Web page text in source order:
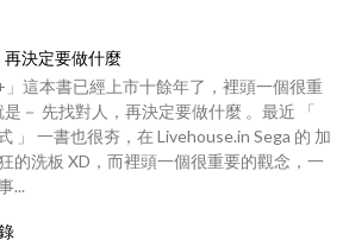
決定要做什麼
」這本書已經上市十餘年了，裡頭一個很重
－ 先找對人，再決定要做什麼 。最近 「
」 一書也很夯，在 Livehouse.in Sega 的 加
的洗板 XD，而裡頭一個很重要的觀念，一
...